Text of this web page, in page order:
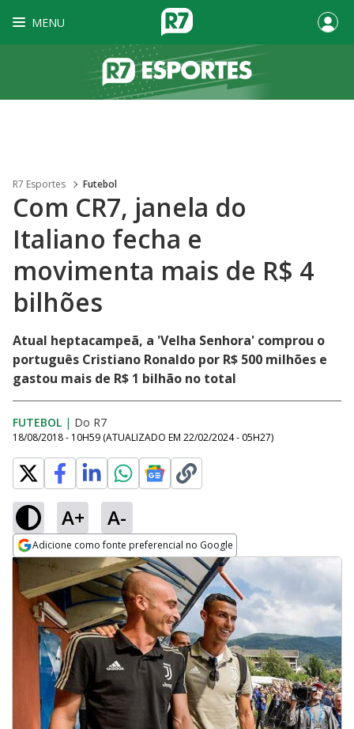
MENU
R7 Esportes Futebol
Com CR7, janela do
Italiano fecha e
movimenta mais de R$ 4
bilhões
Atual heptacampeã, a 'Velha Senhora' comprou o
português Cristiano Ronaldo por R$ 500 milhões e
gastou mais de R$ 1 bilhão no total
FUTEBOL | Do R7
18/08/2018 - 10H59 (ATUALIZADO EM 22/02/2024 - 05H27)
A+ A-
Adicione como fonte preferencial no Google
Opens in new window